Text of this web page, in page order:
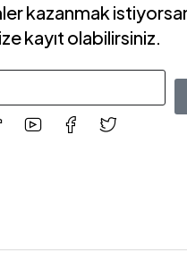
kazanmak
kayıt olabilirsiniz.